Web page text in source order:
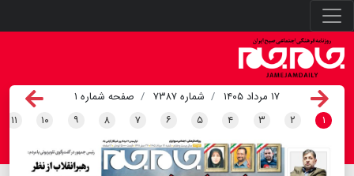
۱۷ مرداد ۱۴۰۵ شماره ۷۳۸۷
صفحه شماره ۱
۱
۲ ۳ ۴ ۵ ۶ ۷ ۸ ۹ ۱۰ ۱۱